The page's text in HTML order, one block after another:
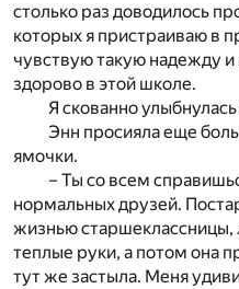
столько раз доводилось
которых я пристраиваю в
чувствую такую надежду
здорово в этой школе.
Я скованно улыбнулась
Энн просияла еще
ямочки.
– Ты со всем
нормальных друзей.
жизнью старшеклассницы,
теплые руки, а потом она
тут же застыла. Меня